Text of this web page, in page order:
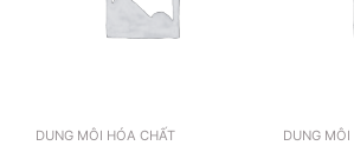
DUNG MÔI HÓA CHẤT DUNG